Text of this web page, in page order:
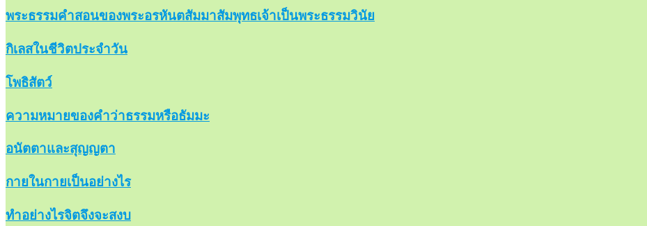
พระธรรมคำสอนของพระอรหันตสัมมาสัมพุทธเจ้าเป็นพระธรรมวินัย
กิเลสในชีวิตประจำวัน
โพธิสัตว์
ความหมายของคำว่าธรรมหรือธัมมะ
อนัตตาและสุญญตา
กายในกายเป็นอย่างไร
ทำอย่างไรจิตจึงจะสงบ